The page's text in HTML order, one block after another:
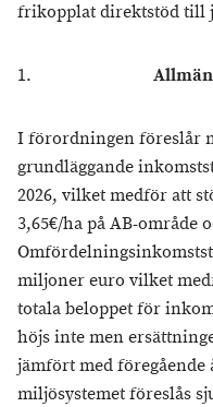
frikopplat direktstöd till
1.
I förordningen föreslår
grundläggande
2026, vilket medför att
3,65€/ha på AB-område
miljoner euro vilket
totala beloppet för
höjs inte men
jämfört med
miljösystemet föreslås